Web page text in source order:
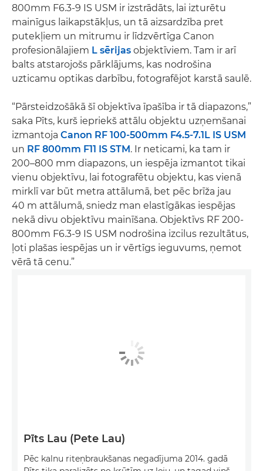
800mm F6.3-9 IS USM ir izstrādāts, lai izturētu
mainīgus laikapstākļus, un tā aizsardzība pret
putekļiem un mitrumu ir līdzvērtīga Canon
profesionālajiem L sērijas objektīviem. Tam ir arī
balts atstarojošs pārklājums, kas nodrošina
uzticamu optikas darbību, fotografējot karstā saulē.
“Pārsteidzošākā šī objektīva īpašība ir tā diapazons,”
saka Pīts, kurš iepriekš attālu objektu uzņemšanai
izmantoja Canon RF 100-500mm F4.5-7.1L IS USM
un RF 800mm F11 IS STM. Ir neticami, ka tam ir
200–800 mm diapazons, un iespēja izmantot tikai
vienu objektīvu, lai fotografētu objektu, kas vienā
mirklī var būt metra attālumā, bet pēc brīža jau
40 m attālumā, sniedz man elastīgākas iespējas
nekā divu objektīvu mainīšana. Objektīvs RF 200-
800mm F6.3-9 IS USM nodrošina izcilus rezultātus,
ļoti plašas iespējas un ir vērtīgs ieguvums, ņemot
vērā tā cenu.”
Pīts Lau (Pete Lau)
Pēc kalnu riteņbraukšanas negadījuma 2014. gadā